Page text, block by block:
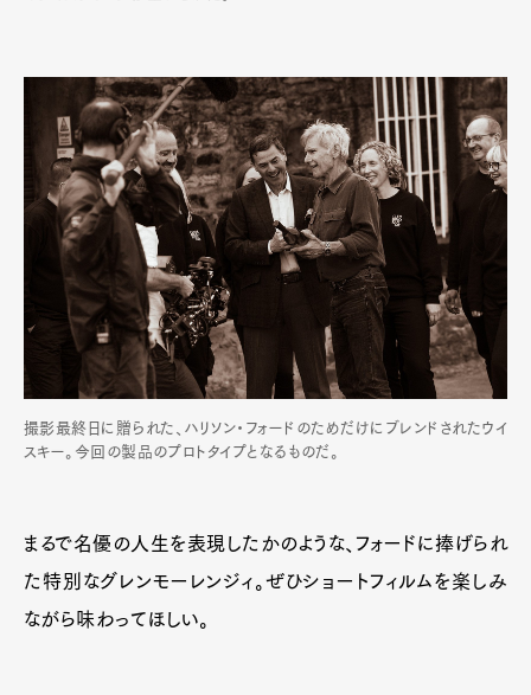
撮影最終日に贈られた、ハリソン・フォードのためだけにブレンドされたウイ
スキー。今回の製品のプロトタイプとなるものだ。
まるで名優の人生を表現したかのような、フォードに捧げられ
た特別なグレンモーレンジィ。ぜひショートフィルムを楽しみ
ながら味わってほしい。